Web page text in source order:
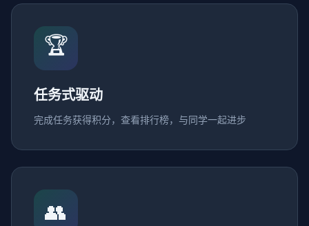
🏆
任务式驱动
完成任务获得积分，查看排行榜，与同学一起进步
👥